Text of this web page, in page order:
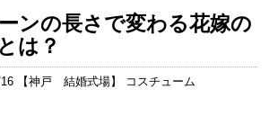
ーンの長さで変わる花嫁の
は？
【神戸 結婚式場】 コスチューム